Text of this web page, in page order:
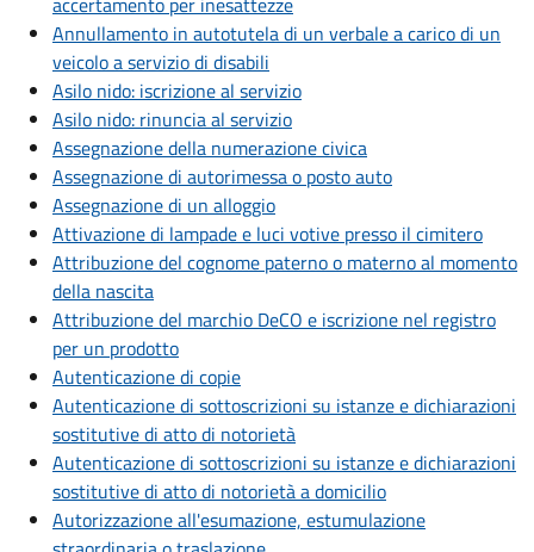
Annullamento in autotutela di un verbale a carico di un
veicolo a servizio di disabili
Asilo nido: iscrizione al servizio
Asilo nido: rinuncia al servizio
Assegnazione della numerazione civica
Assegnazione di autorimessa o posto auto
Assegnazione di un alloggio
Attivazione di lampade e luci votive presso il cimitero
Attribuzione del cognome paterno o materno al momento
della nascita
Attribuzione del marchio DeCO e iscrizione nel registro
per un prodotto
Autenticazione di copie
Autenticazione di sottoscrizioni su istanze e dichiarazioni
sostitutive di atto di notorietà
Autenticazione di sottoscrizioni su istanze e dichiarazioni
sostitutive di atto di notorietà a domicilio
Autorizzazione all'esumazione, estumulazione